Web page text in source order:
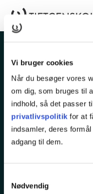
Vi bruger cookies
Når du besøger vores
om dig, som bruges til
indhold, så det passer
privatlivspolitik for at
indsamler, deres
adgang til dem.
Nødvendig
Rugårdsvej 286
5210 Odense NV
Tlf.65 45 25 00